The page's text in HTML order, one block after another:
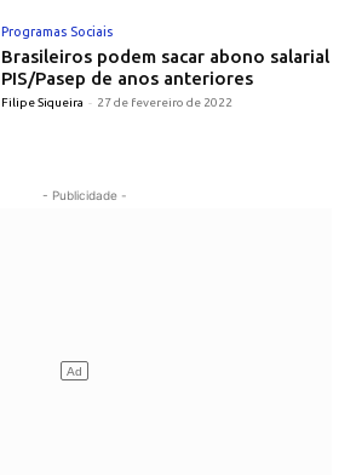
Programas Sociais
Brasileiros podem sacar abono salarial
PIS/Pasep de anos anteriores
Filipe Siqueira - 27 de fevereiro de 2022
- Publicidade -